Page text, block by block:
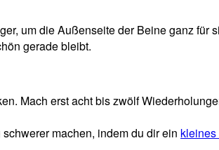
um die Außenseite der Beine ganz für
gerade bleibt.
Mach erst acht bis zwölf
machen, indem du dir ein